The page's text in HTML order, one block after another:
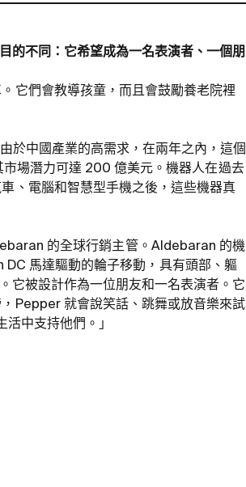
的不同：它希望成為一名表演者、一個朋
它們會教導孩童，而且會鼓勵養老院裡
於中國產業的高需求，在兩年之內，這個
場潛力可達 200 億美元。機器人在過去
、電腦和智慧型手機之後，這些機器真
的全球行銷主管。Aldebaran 的機
馬達驅動的輪子移動，具有頭部、軀
它被設計作為一位朋友和一名表演者。它
Pepper 就會說笑話、跳舞或放音樂來試
中支持他們。」